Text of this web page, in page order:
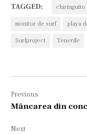
TAGGED: chiringuito
monitor de surf playa
Surfproject Tenerife
în
articole
Previous
Mâncarea din
Next